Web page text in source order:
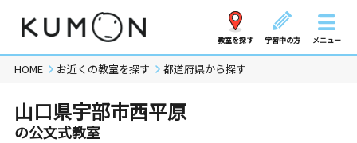
教室を探す 学習中の方 メニュー
HOME お近くの教室を探す 都道府県から探す
山口県宇部市西平原
の公文式教室